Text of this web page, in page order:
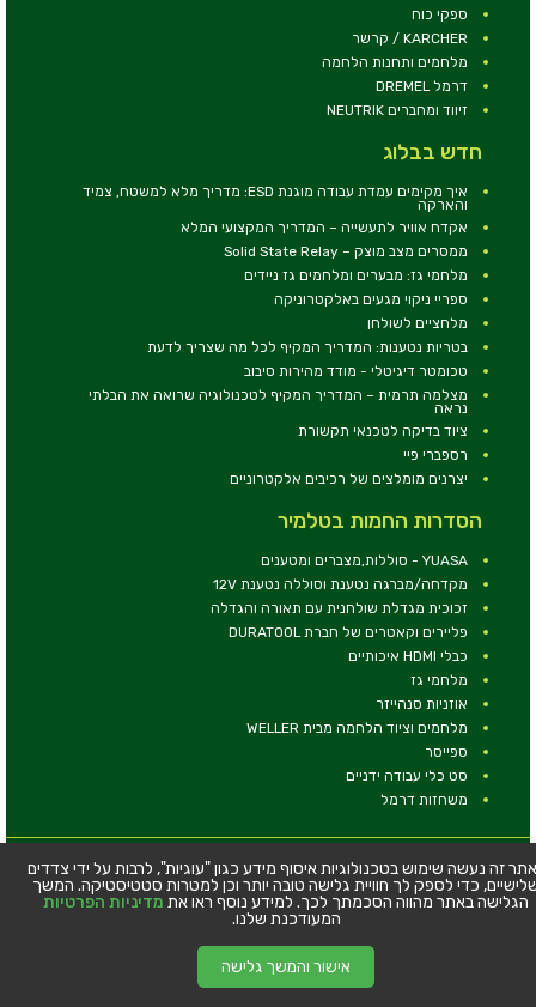
ספקי כוח
KARCHER / קרשר
מלחמים ותחנות הלחמה
דרמל DREMEL
זיווד ומחברים NEUTRIK
חדש בבלוג
איך מקימים עמדת עבודה מוגנת ESD: מדריך מלא למשטח, צמיד
והארקה
אקדח אוויר לתעשייה – המדריך המקצועי המלא
ממסרים מצב מוצק – Solid State Relay
מלחמי גז: מבערים ומלחמים גז ניידים
ספריי ניקוי מגעים באלקטרוניקה
מלחציים לשולחן
בטריות נטענות: המדריך המקיף לכל מה שצריך לדעת
טכומטר דיגיטלי - מודד מהירות סיבוב
מצלמה תרמית – המדריך המקיף לטכנולוגיה שרואה את הבלתי
נראה
ציוד בדיקה לטכנאי תקשורת
רספברי פיי
יצרנים מומלצים של רכיבים אלקטרוניים
הסדרות החמות בטלמיר
YUASA - סוללות,מצברים ומטענים
מקדחה/מברגה נטענת וסוללה נטענת 12V
זכוכית מגדלת שולחנית עם תאורה והגדלה
פליירים וקאטרים של חברת DURATOOL
כבלי HDMI איכותיים
מלחמי גז
אוזניות סנהייזר
מלחמים וציוד הלחמה מבית WELLER
ספייסר
סט כלי עבודה ידניים
משחזות דרמל
© כל הזכויות שמורות - טלמיר אלקטרוניקה בע''מ
כתובת: דרך העצמאות 63, חיפה
טלפון:04-8534564
זה נעשה שימוש בטכנולוגיות איסוף מידע כגון "עוגיות", לרבות על ידי צדדים
כדי לספק לך חוויית גלישה טובה יותר וכן למטרות סטטיסטיקה. המשך
הגלישה באתר מהווה הסכמתך לכך. למידע נוסף ראו את מדיניות הפרטיות
המעודכנת שלנו.
אישור והמשך גלישה